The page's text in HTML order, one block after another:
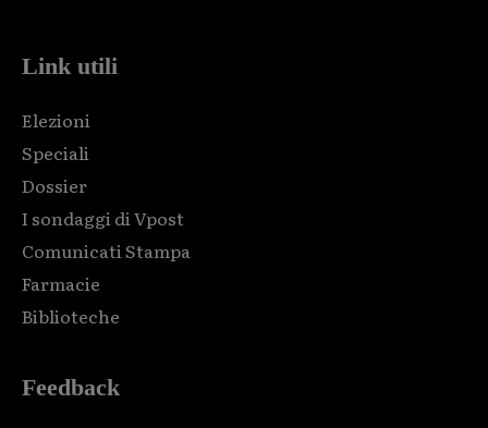
Link utili
Elezioni
Speciali
Dossier
I sondaggi di Vpost
Comunicati Stampa
Farmacie
Biblioteche
Feedback